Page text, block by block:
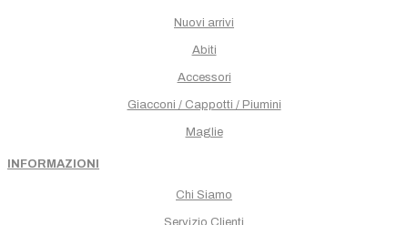
Nuovi arrivi
Abiti
Accessori
Giacconi / Cappotti / Piumini
Maglie
INFORMAZIONI
Chi Siamo
Servizio Clienti